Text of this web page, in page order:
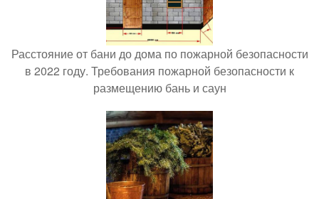
Расстояние от бани до дома по пожарной безопасности
в 2022 году. Требования пожарной безопасности к
размещению бань и саун